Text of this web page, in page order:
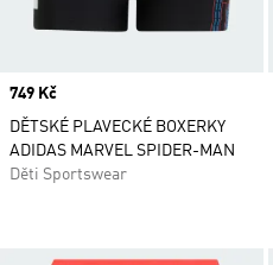
Price
749 Kč
DĚTSKÉ PLAVECKÉ BOXERKY
ADIDAS MARVEL SPIDER-MAN
Děti Sportswear